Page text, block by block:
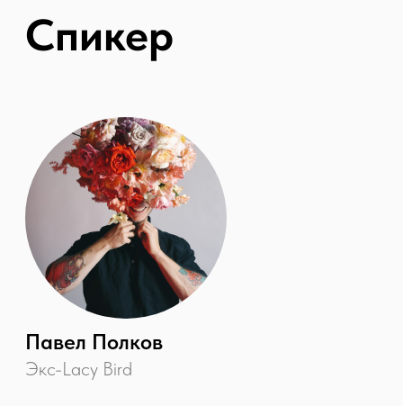
сочетания помогают
выделиться. Поэтому
колористику мы
используем в каждом
букете!
Софья Вейбер, Основательница Lacy Bird